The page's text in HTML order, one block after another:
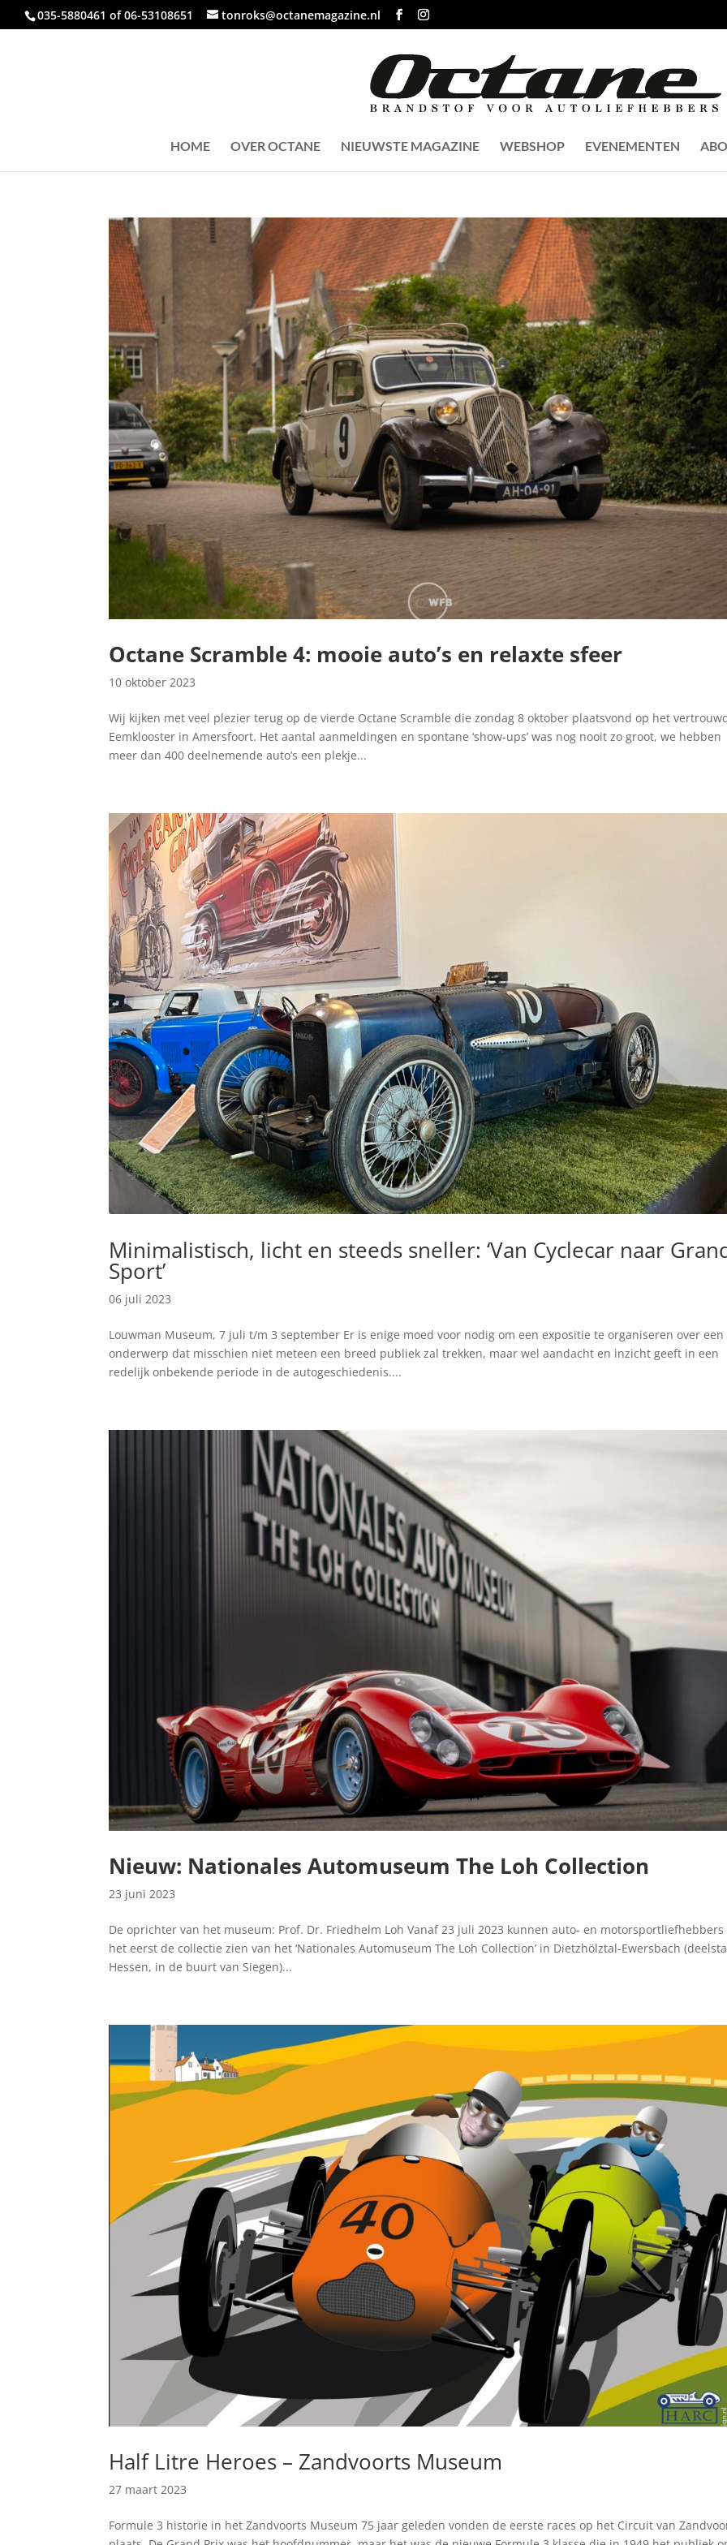
035-5880461 of 06-53108651 tonroks@octanemagazine.nl
HOME OVER OCTANE NIEUWSTE MAGAZINE WEBSHOP EVENEMENTEN
Octane Scramble 4: mooie auto’s en relaxte sfeer
10 oktober 2023
Wij kijken met veel plezier terug op de vierde Octane Scramble die zondag 8 oktober plaatsvond op het
Eemklooster in Amersfoort. Het aantal aanmeldingen en spontane ‘show-ups’ was nog nooit zo groot, we hebben
meer dan 400 deelnemende auto’s een plekje...
Minimalistisch, licht en steeds sneller: ‘Van Cyclecar naar
Sport’
06 juli 2023
Louwman Museum, 7 juli t/m 3 september Er is enige moed voor nodig om een expositie te organiseren over een
onderwerp dat misschien niet meteen een breed publiek zal trekken, maar wel aandacht en inzicht geeft in een
redelijk onbekende periode in de autogeschiedenis....
Nieuw: Nationales Automuseum The Loh Collection
23 juni 2023
De oprichter van het museum: Prof. Dr. Friedhelm Loh Vanaf 23 juli 2023 kunnen auto- en motorsportliefhebbers
het eerst de collectie zien van het ‘Nationales Automuseum The Loh Collection’ in Dietzhölztal-Ewersbach
Hessen, in de buurt van Siegen)...
Half Litre Heroes – Zandvoorts Museum
27 maart 2023
Formule 3 historie in het Zandvoorts Museum 75 jaar geleden vonden de eerste races op het Circuit van